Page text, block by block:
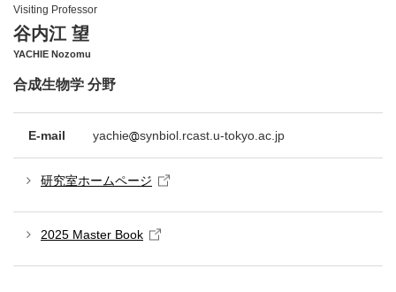
Visiting Professor
谷内江 望
YACHIE Nozomu
合成生物学 分野
E-mail yachie synbiol.rcast.u-tokyo.ac.jp
研究室ホームページ
2025 Master Book